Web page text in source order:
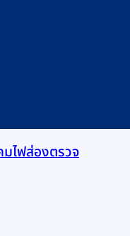
มไฟส่องตรวจ